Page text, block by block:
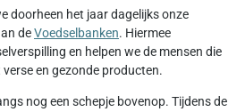
doorheen het jaar dagelijks onze
deVoedselbanken. Hiermee
en helpen we de mensen die
en gezonde producten.
nog een schepje bovenop. Tijdens de